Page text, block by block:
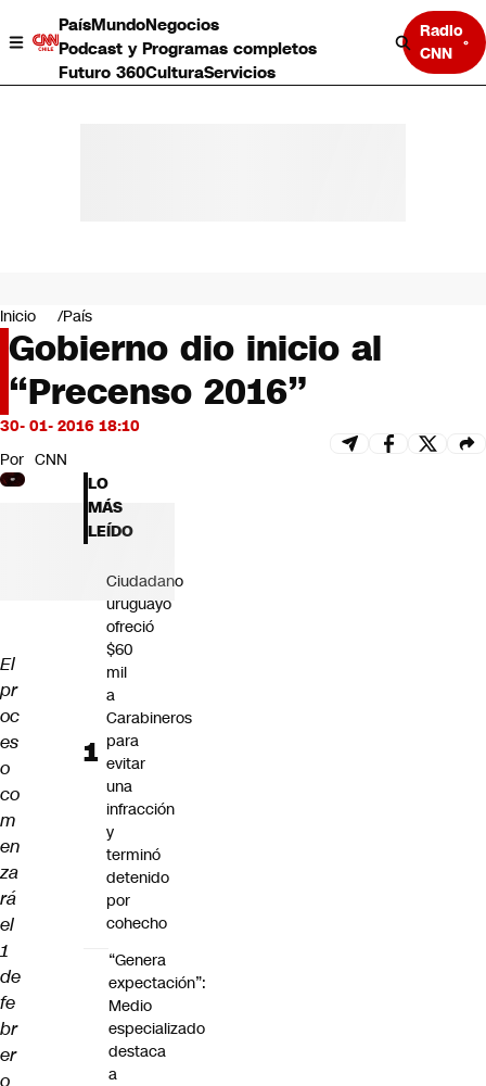
PaísMundoNegocios
Podcast y Programas completos
Futuro 360CulturaServicios
Radio
CNN
Negocios
Deportes
Programas completos
Cultura
Servicios
Bits
CNN Data
CNN tiempo
Futuro 360
Inicio País
Gobierno dio inicio al
“Precenso 2016”
30- 01- 2016 18:10
Por CNN
El
pr
oc
es
o
co
m
en
za
rá
el
1
de
fe
br
er
o
LO
MÁS
LEÍDO
Ciudadano
uruguayo
ofreció
$60
mil
a
Carabineros
para
evitar
una
infracción
y
terminó
detenido
por
cohecho
“Genera
expectación”:
Medio
especializado
destaca
a